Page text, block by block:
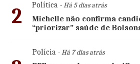
2 Política- Há 5 dias atrás
Michelle não confirma
“priorizar” saúde de
Polícia- Há 7 dias atrás